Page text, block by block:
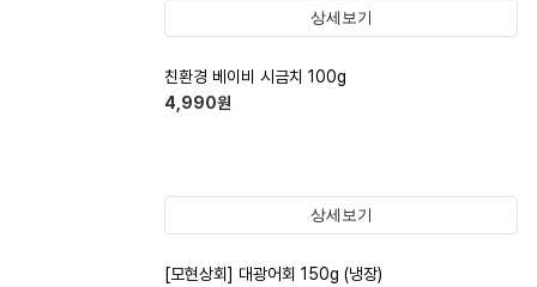
상세보기
친환경 베이비 시금치 100g
4,990원
상세보기
[모현상회] 대광어회 150g (냉장)